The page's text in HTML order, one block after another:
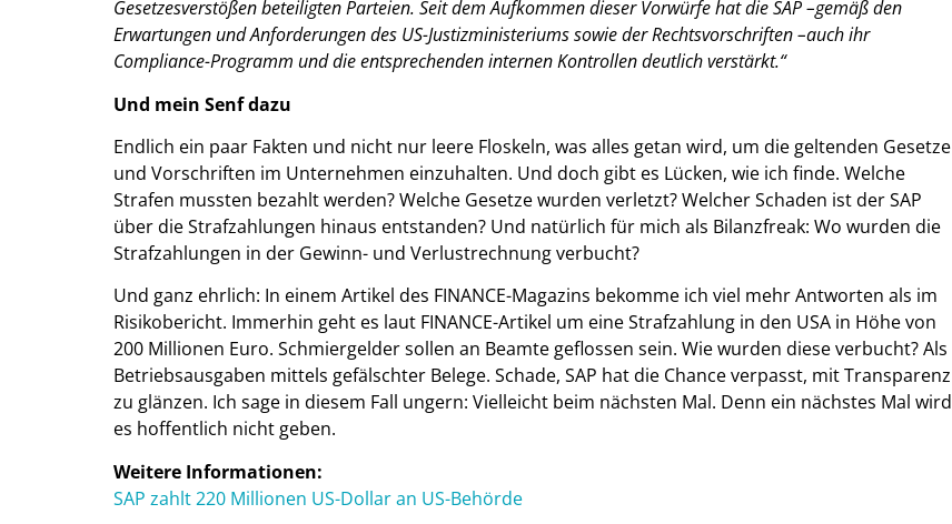
Gesetzesverstößen beteiligten Parteien. Seit dem Aufkommen dieser Vorwürfe hat die SAP –gemäß den
Erwartungen und Anforderungen des US-Justizministeriums sowie der Rechtsvorschriften –auch ihr
Compliance-Programm und die entsprechenden internen Kontrollen deutlich verstärkt.“
Und mein Senf dazu
Endlich ein paar Fakten und nicht nur leere Floskeln, was alles getan wird, um die geltenden Gesetze
und Vorschriften im Unternehmen einzuhalten. Und doch gibt es Lücken, wie ich finde. Welche
Strafen mussten bezahlt werden? Welche Gesetze wurden verletzt? Welcher Schaden ist der SAP
über die Strafzahlungen hinaus entstanden? Und natürlich für mich als Bilanzfreak: Wo wurden die
Strafzahlungen in der Gewinn- und Verlustrechnung verbucht?
Und ganz ehrlich: In einem Artikel des FINANCE-Magazins bekomme ich viel mehr Antworten als im
Risikobericht. Immerhin geht es laut FINANCE-Artikel um eine Strafzahlung in den USA in Höhe von
200 Millionen Euro. Schmiergelder sollen an Beamte geflossen sein. Wie wurden diese verbucht? Als
Betriebsausgaben mittels gefälschter Belege. Schade, SAP hat die Chance verpasst, mit Transparenz
zu glänzen. Ich sage in diesem Fall ungern: Vielleicht beim nächsten Mal. Denn ein nächstes Mal wird
es hoffentlich nicht geben.
Weitere Informationen:
SAP zahlt 220 Millionen US-Dollar an US-Behörde